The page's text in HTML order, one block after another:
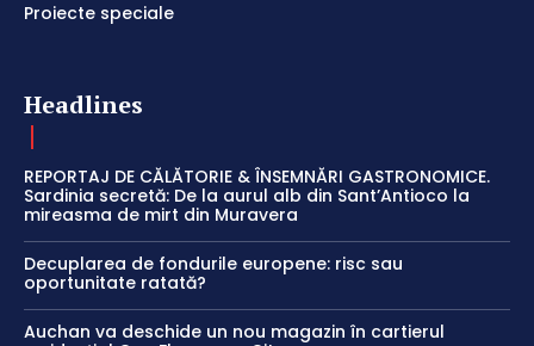
Proiecte speciale
Headlines
REPORTAJ DE CĂLĂTORIE & ÎNSEMNĂRI GASTRONOMICE.
Sardinia secretă: De la aurul alb din Sant’Antioco la
mireasma de mirt din Muravera
Decuplarea de fondurile europene: risc sau
oportunitate ratată?
Auchan va deschide un nou magazin în cartierul